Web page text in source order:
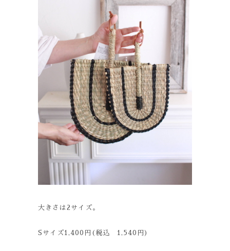
大きさは2 サイズ。
Sサイズ1,400円(税込 1,540円)